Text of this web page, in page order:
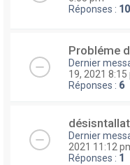
Réponses : 10
Probléme
Dernier
19, 2021 8:15
Réponses : 6
Dernier
2021 11:12
Réponses : 1